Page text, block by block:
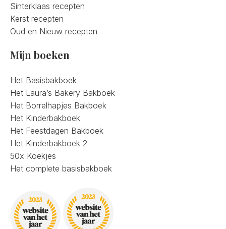
Sinterklaas recepten
Kerst recepten
Oud en Nieuw recepten
Mijn boeken
Het Basisbakboek
Het Laura’s Bakery Bakboek
Het Borrelhapjes Bakboek
Het Kinderbakboek
Het Feestdagen Bakboek
Het Kinderbakboek 2
50x Koekjes
Het complete basisbakboek